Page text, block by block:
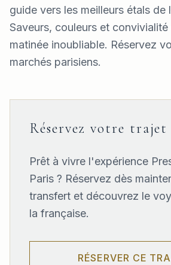
guide vers les meilleurs étals de
Saveurs, couleurs et
matinée inoubliable. Réservez
marchés parisiens.
Réservez votre trajet
Prêt à vivre l'expérience
Paris ? Réservez dès
transfert et découvrez le
la française.
RÉSERVER CE